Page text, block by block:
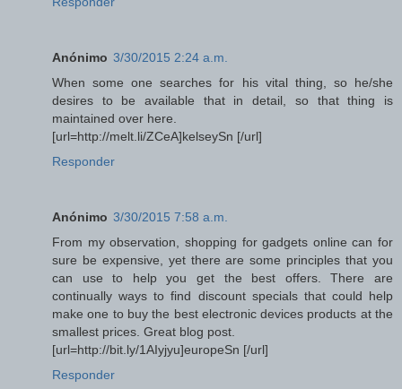
Anónimo 3/30/2015 2:24 a.m.
When some one searches for his vital thing, so he/she
desires to be available that in detail, so that thing is
maintained over here.
[url=http://melt.li/ZCeA]kelseySn [/url]
Responder
Anónimo 3/30/2015 7:58 a.m.
From my observation, shopping for gadgets online can for
sure be expensive, yet there are some principles that you
can use to help you get the best offers. There are
continually ways to find discount specials that could help
make one to buy the best electronic devices products at the
smallest prices. Great blog post.
[url=http://bit.ly/1AIyjyu]europeSn [/url]
Responder